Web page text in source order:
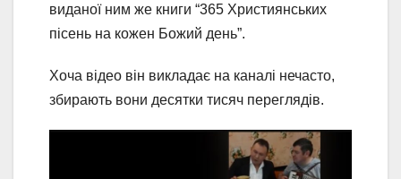
виданої ним же книги “365 Християнських
пісень на кожен Божий день”.
Хоча відео він викладає на каналі нечасто,
збирають вони десятки тисяч переглядів.